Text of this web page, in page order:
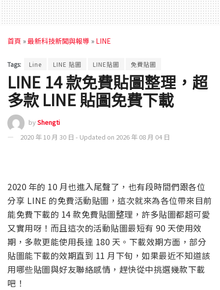
首頁 »最新科技新聞與報導 » LINE
Tags: Line LINE 貼圖 LINE貼圖 免費貼圖
LINE 14 款免費貼圖整理，超
多款 LINE 貼圖免費下載
byShengti
2020 年 10 月 30 日 - Updated on 2026 年 08 月 04 日
2020 年的 10 月也進入尾聲了，也有段時間們跟各位
分享 LINE 的免費活動貼圖，這次就來為各位帶來目前
能免費下載的 14 款免費貼圖整理，許多貼圖都超可愛
又實用呀！而且這次的活動貼圖最短有 90 天使用效
期，多款更能使用長達 180 天。下載效期方面，部分
貼圖能下載的效期直到 11 月下旬，如果最近不知道該
用哪些貼圖與好友聯絡感情，趕快從中挑選幾款下載
吧！